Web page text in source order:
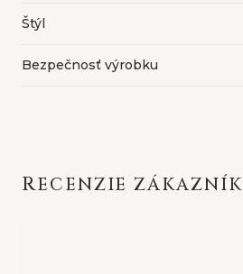
Štýl
Bezpečnosť výrobku
RECENZIE